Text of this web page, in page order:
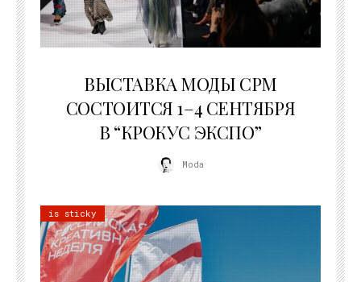
ВЫСТАВКА МОДЫ CPM
СОСТОИТСЯ 1–4 СЕНТЯБРЯ
В “КРОКУС ЭКСПО”
Moda
is sticky